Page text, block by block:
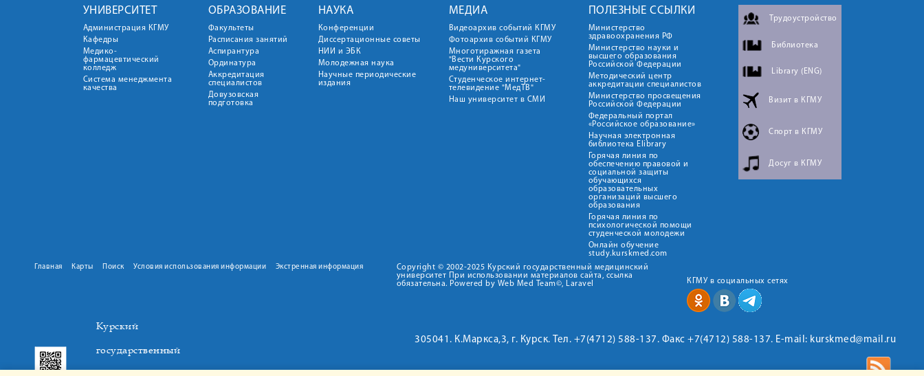
УНИВЕРСИТЕТ
Администрация КГМУ
Кафедры
Медико-
фармацевтический
колледж
Система менеджмента
качества
ОБРАЗОВАНИЕ
Факультеты
Расписания занятий
Аспирантура
Ординатура
Аккредитация
специалистов
Довузовская
подготовка
НАУКА
Конференции
Диссертационные советы
НИИ и ЭБК
Молодежная наука
Научные периодические
издания
МЕДИА
Видеоархив событий КГМУ
Фотоархив событий КГМУ
Многотиражная газета
"Вести Курского
медуниверситета"
Студенческое интернет-
телевидение "МедТВ"
Наш университет в СМИ
ПОЛЕЗНЫЕ ССЫЛКИ
Министерство
здравоохранения РФ
Министерство науки и
высшего образования
Российской Федерации
Методический центр
аккредитации специалистов
Министерство просвещения
Российской Федерации
Федеральный портал
«Российское образование»
Научная электронная
библиотека Elibrary
Горячая линия по
обеспечению правовой и
социальной защиты
обучающихся
образовательных
организаций высшего
образования
Горячая линия по
психологической помощи
студенческой молодежи
Онлайн обучение
study.kurskmed.com
Трудоустройство
Библиотека
Library (ENG)
Визит в КГМУ
Спорт в КГМУ
Досуг в КГМУ
Главная Карты Поиск Условия использования информации Экстренная информация
Copyright © 2002-2025 Курский государственный медицинский
университет При использовании материалов сайта, ссылка
обязательна. Powered by Web Med Team©, Laravel
КГМУ в социальных сетях
Курский
государственный
305041. К.Маркса,3, г. Курск. Тел. +7(4712) 588-137. Факс +7(4712) 588-137. E-mail: kurskmed@mail.ru